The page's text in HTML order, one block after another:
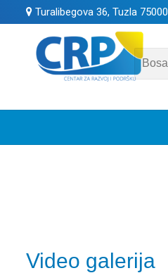
Turalibegova 36, Tuzla 75000
Video galerija